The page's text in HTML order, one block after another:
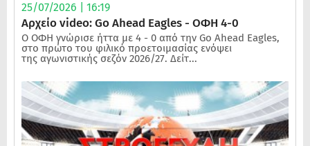
25/07/2026 | 16:19
Αρχείο video: Go Ahead Eagles - ΟΦΗ 4-0
Ο ΟΦΗ γνώρισε ήττα με 4 - 0 από την Go Ahead Eagles,
στο πρώτο του φιλικό προετοιμασίας ενόψει
της αγωνιστικής σεζόν 2026/27. Δείτ...